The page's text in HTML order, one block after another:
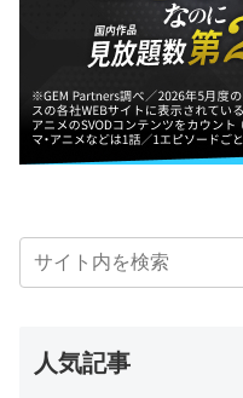
人気記事